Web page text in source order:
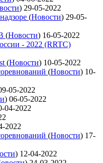
) 29-05-2022
(Новости) 29-05-
(Новости) 16-05-2022
- 2022 (RRTC)
(Новости) 10-05-2022
(Новости) 10-
05-2022
) 06-05-2022
04-2022
2022
(Новости) 17-
) 12-04-2022